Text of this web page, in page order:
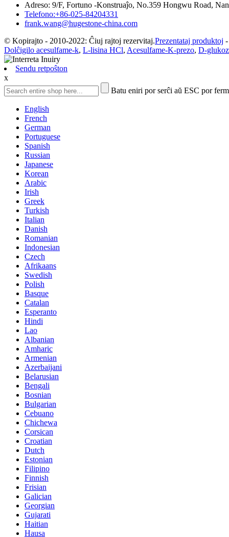
Adreso: 9/F, Fortuno -Konstruaĵo, No.359 Hongwu Road,
Telefono:+86-025-84204331
frank.wang@hugestone-china.com
© Kopirajto - 2010-2022: Ĉiuj rajtoj rezervitaj.Prezentataj produktoj
Dolĉigilo acesulfame-k, L-lisina HCl, Acesulfame-K-prezo, D-
Sendu retpoŝton
x
Batu eniri por serĉi aŭ ESC por
English
French
German
Portuguese
Spanish
Russian
Japanese
Korean
Arabic
Irish
Greek
Turkish
Italian
Danish
Romanian
Indonesian
Czech
Afrikaans
Swedish
Polish
Basque
Catalan
Esperanto
Hindi
Lao
Albanian
Amharic
Armenian
Azerbaijani
Belarusian
Bengali
Bosnian
Bulgarian
Cebuano
Chichewa
Corsican
Croatian
Dutch
Estonian
Filipino
Finnish
Frisian
Galician
Georgian
Gujarati
Haitian
Hausa